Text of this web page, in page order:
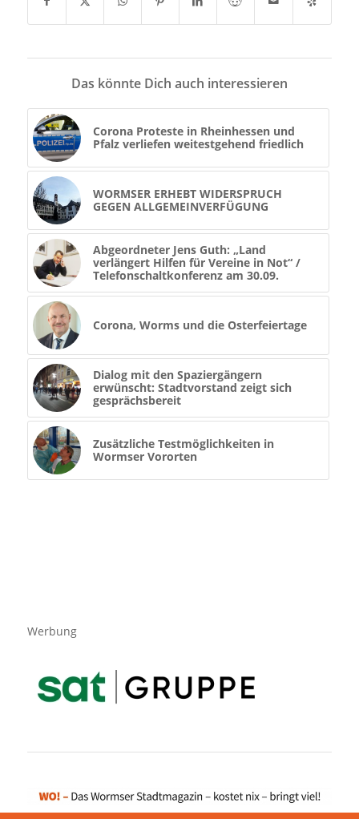
Das könnte Dich auch interessieren
Corona Proteste in Rheinhessen und
Pfalz verliefen weitestgehend friedlich
WORMSER ERHEBT WIDERSPRUCH
GEGEN ALLGEMEINVERFÜGUNG
Abgeordneter Jens Guth: „Land
verlängert Hilfen für Vereine in Not“ /
Telefonschaltkonferenz am 30.09.
Corona, Worms und die Osterfeiertage
Dialog mit den Spaziergängern
erwünscht: Stadtvorstand zeigt sich
gesprächsbereit
Zusätzliche Testmöglichkeiten in
Wormser Vororten
Werbung